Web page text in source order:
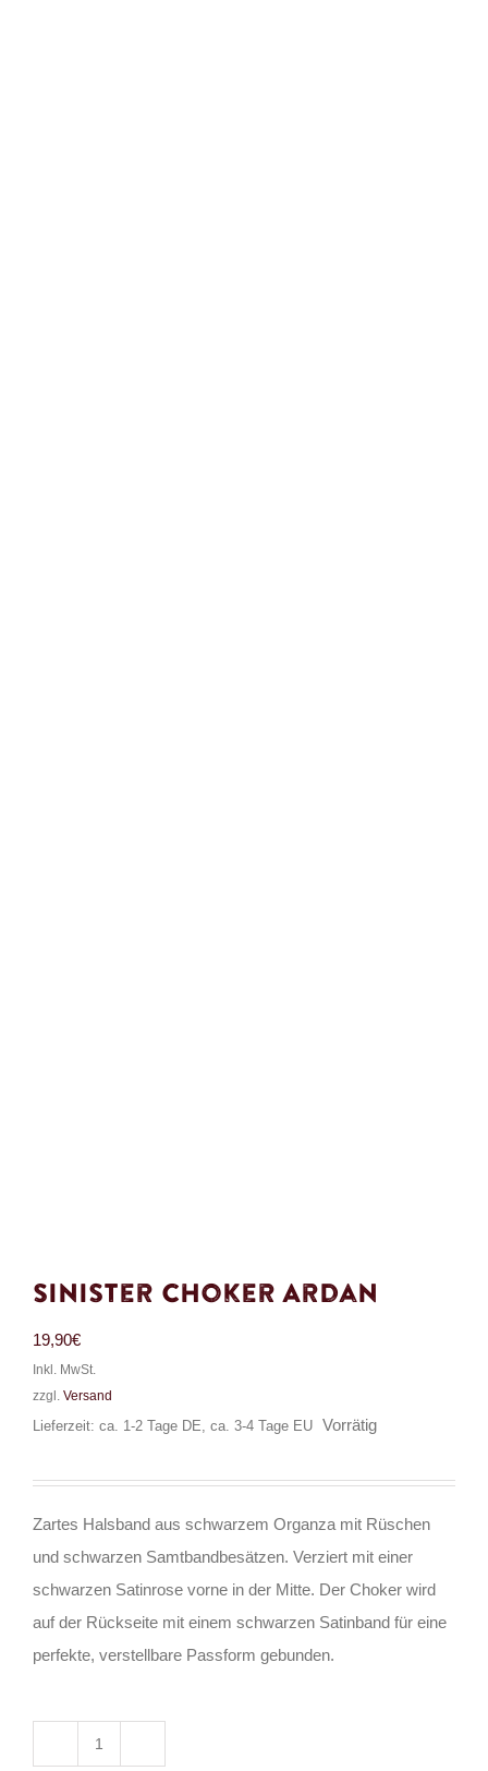
Sinister Choker Ardan
19,90€
Inkl. MwSt.
zzgl. Versand
Lieferzeit: ca. 1-2 Tage DE, ca. 3-4 Tage EU
Vorrätig
Zartes Halsband aus schwarzem Organza mit Rüschen
und schwarzen Samtbandbesätzen. Verziert mit einer
schwarzen Satinrose vorne in der Mitte. Der Choker wird
auf der Rückseite mit einem schwarzen Satinband für eine
perfekte, verstellbare Passform gebunden.